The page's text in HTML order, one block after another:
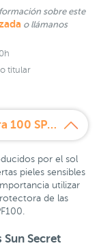
sobre este
o llámanos
titular
¿Qué es Sensilis Sun Secret Ultra 100 SPF 50+ 40 ml?
por el sol
pieles sensibles
utilizar
de las
Sun Secret